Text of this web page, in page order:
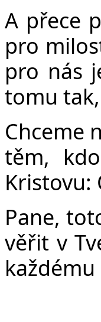
A přece
pro
pro nás
tomu
Chceme
těm,
Kristovu:
Pane,
věřit v